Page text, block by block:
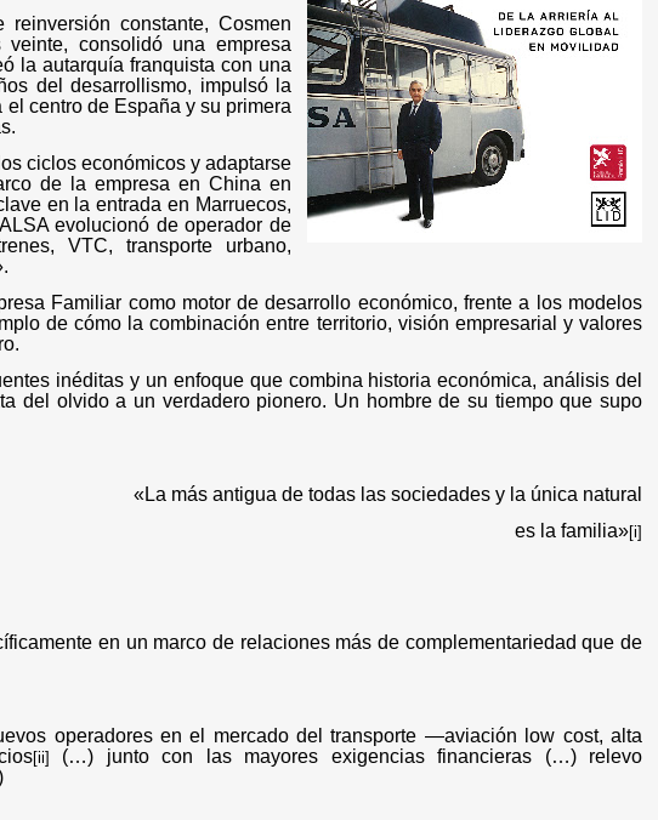
constante, Cosmen
consolidó una empresa
la autarquía franquista con una
del desarrollismo, impulsó la
centro de España y su primera
ciclos económicos y adaptarse
de la empresa en China en
en la entrada en Marruecos,
evolucionó de operador de
VTC, transporte urbano,
Familiar como motor de desarrollo económico, frente a los modelos
de cómo la combinación entre territorio, visión empresarial y valores
inéditas y un enfoque que combina historia económica, análisis del
del olvido a un verdadero pionero. Un hombre de su tiempo que supo
«La más antigua de todas las sociedades y la única natural
es la familia»[i]
en un marco de relaciones más de complementariedad que de
operadores en el mercado del transporte —aviación low cost, alta
[ii]
(…) junto con las mayores exigencias financieras (…) relevo